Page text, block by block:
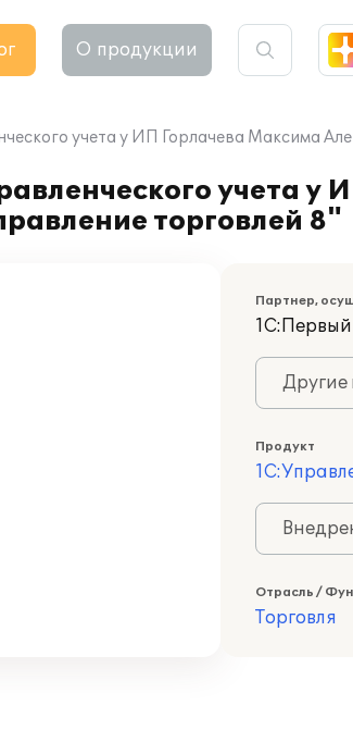
О продукции
учета у ИП Горлачева Максима
учета у
торговлей 8"
Партнер,
Другие
Продукт
Отрасль /
Торговля